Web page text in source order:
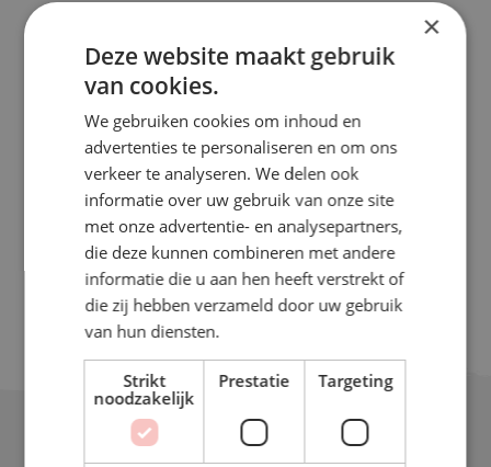
Spike Technology Belgium BV – België
Brusselstraat 51, 2018 Antwerpen
software@spiketechnics.be
+32 (0) 3 - 8082678
Diensten
×
Deze website maakt gebruik
van cookies.
We gebruiken cookies om inhoud en
advertenties te personaliseren en om ons
verkeer te analyseren. We delen ook
informatie over uw gebruik van onze site
met onze advertentie- en analysepartners,
die deze kunnen combineren met andere
informatie die u aan hen heeft verstrekt of
die zij hebben verzameld door uw gebruik
van hun diensten.
Strikt
noodzakelijk
Prestatie Targeting